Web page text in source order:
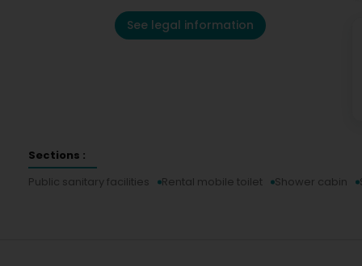
See legal information
Sections :
Public sanitary facilities
Rental mobile toilet Shower cabin